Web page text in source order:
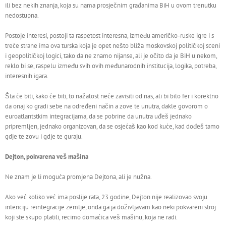
ili bez nekih znanja, koja su nama prosječnim građanima BiH u ovom trenutku
nedostupna.
Postoje interesi, postoji ta raspetost interesna, između američko-ruske igre i s
treće strane ima ova turska koja je opet nešto bliža moskovskoj političkoj sceni
i geopolitičkoj logici, tako da ne znamo nijanse, ali je očito da je BiH u nekom,
reklo bi se, raspelu između svih ovih međunarodnih institucija, logika, potreba,
interesnih igara.
Šta će biti, kako će biti, to nažalost neće zavisiti od nas, ali bi bilo fer i korektno
da onaj ko gradi sebe na određeni način a zove te unutra, dakle govorom o
euroatlantstkim integracijama, da se pobrine da unutra uđeš jednako
pripremljen, jednako organizovan, da se osjećaš kao kod kuće, kad dođeš tamo
gdje te zovu i gdje te guraju.
Dejton, pokvarena veš mašina
Ne znam je li moguća promjena Dejtona, ali je nužna.
Ako već koliko već ima poslije rata, 23 godine, Dejton nije realizovao svoju
intenciju reintegracije zemlje, onda ga ja doživljavam kao neki pokvareni stroj
koji ste skupo platili, recimo domaćica veš mašinu, koja ne radi.